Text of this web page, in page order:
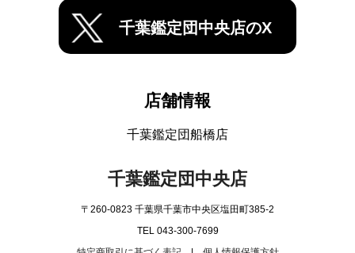
千葉鑑定団中央店のX
店舗情報
千葉鑑定団船橋店
千葉鑑定団中央店
〒260-0823 千葉県千葉市中央区塩田町385-2
TEL 043-300-7699